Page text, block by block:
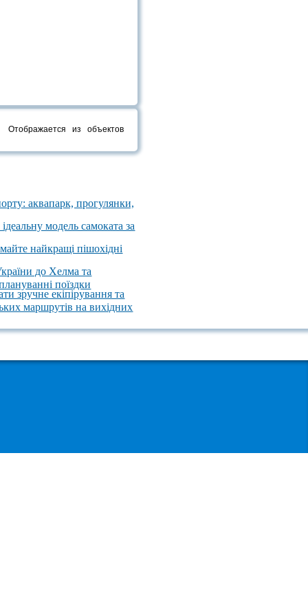
Отображается из объектов
аквапарк, прогулянки,
модель самоката за
найкращі пішохідні
до Хелма та
поїздки
зручне екіпірування та
маршрутів на вихідних